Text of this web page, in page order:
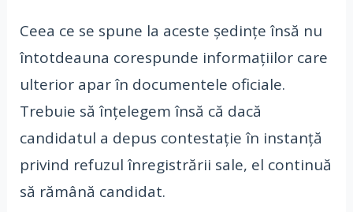
Ceea ce se spune la aceste ședințe însă nu
întotdeauna corespunde informațiilor care
ulterior apar în documentele oficiale.
Trebuie să înțelegem însă că dacă
candidatul a depus contestație în instanță
privind refuzul înregistrării sale, el continuă
să rămână candidat.